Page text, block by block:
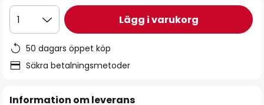
1 Lägg i varukorg
50 dagars öppet köp
Säkra betalningsmetoder
Information om leverans